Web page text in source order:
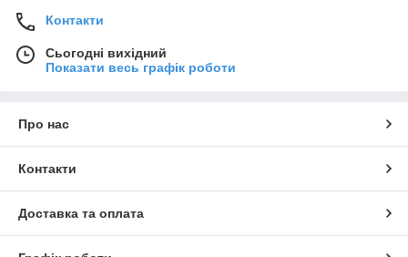
Контакти
Сьогодні вихідний
Показати весь графік роботи
Про нас
Контакти
Доставка та оплата